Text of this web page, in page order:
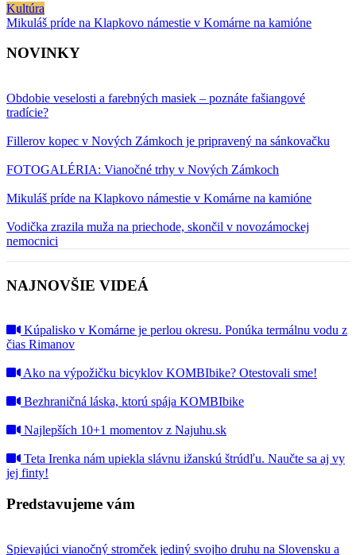
Kultúra
Mikuláš príde na Klapkovo námestie v Komárne na kamióne
NOVINKY
Obdobie veselosti a farebných masiek – poznáte fašiangové
tradície?
Fillerov kopec v Nových Zámkoch je pripravený na sánkovačku
FOTOGALÉRIA: Vianočné trhy v Nových Zámkoch
Mikuláš príde na Klapkovo námestie v Komárne na kamióne
Vodička zrazila muža na priechode, skončil v novozámockej
nemocnici
NAJNOVŠIE VIDEÁ
Kúpalisko v Komárne je perlou okresu. Ponúka termálnu vodu z
čias Rimanov
Ako na výpožičku bicyklov KOMBIbike? Otestovali sme!
Bezhraničná láska, ktorú spája KOMBIbike
Najlepších 10+1 momentov z Najuhu.sk
Teta Irenka nám upiekla slávnu ižanskú štrúdľu. Naučte sa aj vy
jej finty!
Predstavujeme vám
Spievajúci vianočný stromček jediný svojho druhu na Slovensku a